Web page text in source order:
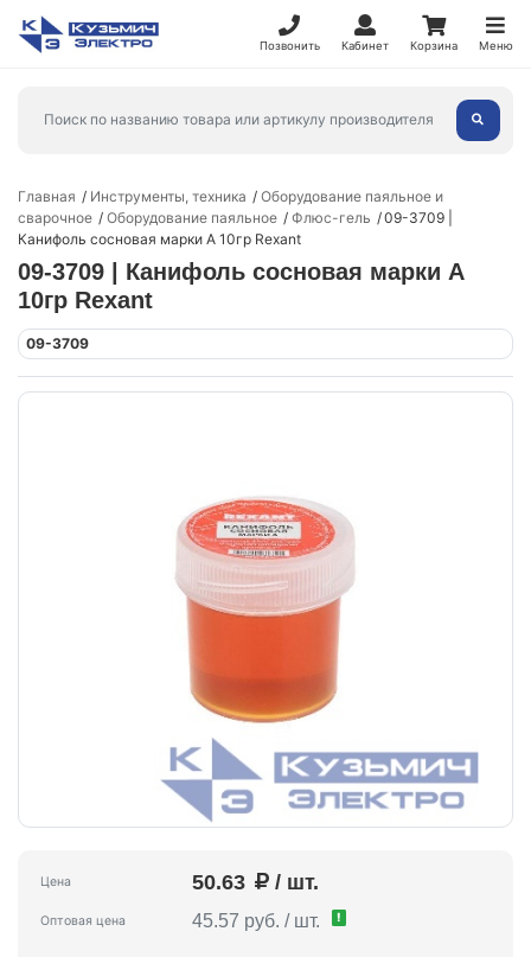
Позвонить Кабинет Корзина Меню
Главная Инструменты, техника
Оборудование паяльное и
сварочное
Оборудование паяльное Флюс-гель
09-3709 |
Канифоль сосновая марки А 10гр Rexant
09-3709 | Канифоль сосновая марки А
10гр Rexant
09-3709
Цена 50.63 / шт.
Оптовая цена 45.57 руб. / шт. !